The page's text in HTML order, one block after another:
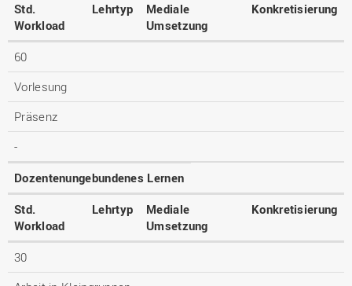
Std.
Workload
Lehrtyp
Mediale
Umsetzung
Konkretisierung
60
Vorlesung
Präsenz
-
Dozentenungebundenes Lernen
Std.
Workload
Lehrtyp
Mediale
Umsetzung
Konkretisierung
30